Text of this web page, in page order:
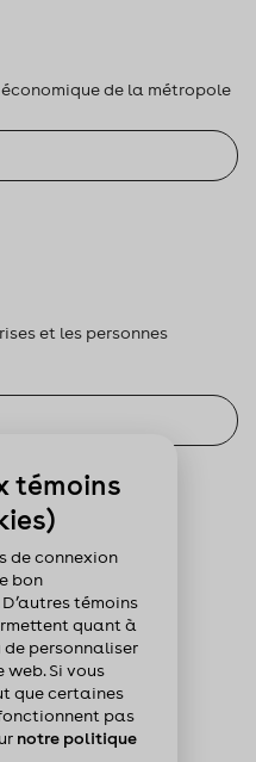
de la métropole
et les personnes
témoins
de connexion
bon
témoins
quant à
de personnaliser
Si vous
que certaines
pas
notre politique